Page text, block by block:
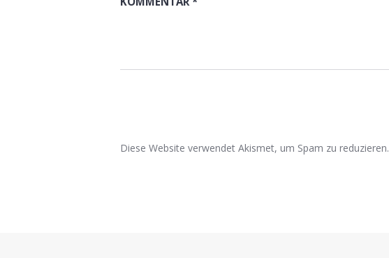
Diese Website verwendet Akismet, um Spam zu reduzieren.